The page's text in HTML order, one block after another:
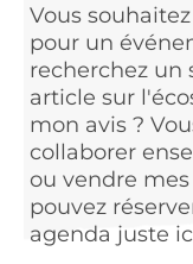
Vous
pour un
recherchez un
article sur
mon avis ?
collaborer
ou vendre
pouvez
agenda juste